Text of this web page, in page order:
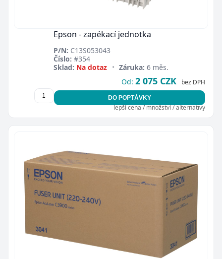
Epson - zapékací jednotka
P/N: C13S053043
Číslo: #354
Sklad: Na dotaz • Záruka: 6 měs.
Od: 2 075 CZK bez DPH
DO POPTÁVKY
lepší cena / množství / alternativy